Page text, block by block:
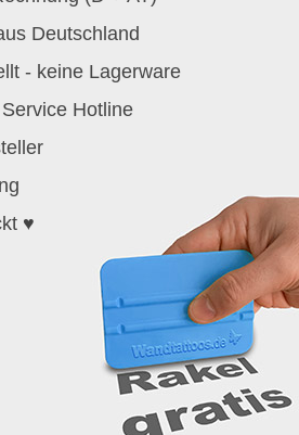
Deutschland
- keine Lagerware
Hotline
♥